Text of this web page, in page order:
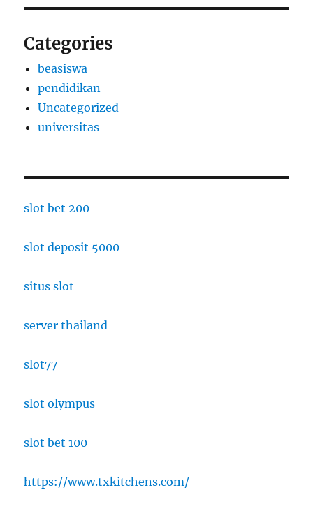
Categories
beasiswa
pendidikan
Uncategorized
universitas
slot bet 200
slot deposit 5000
situs slot
server thailand
slot77
slot olympus
slot bet 100
https://www.txkitchens.com/